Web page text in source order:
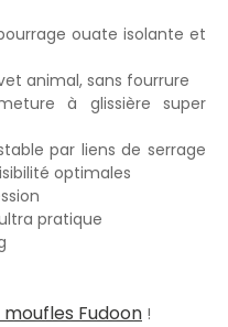
ouate isolante et
animal, sans fourrure
à glissière super
par liens de serrage
optimales
pratique
Fudoon !